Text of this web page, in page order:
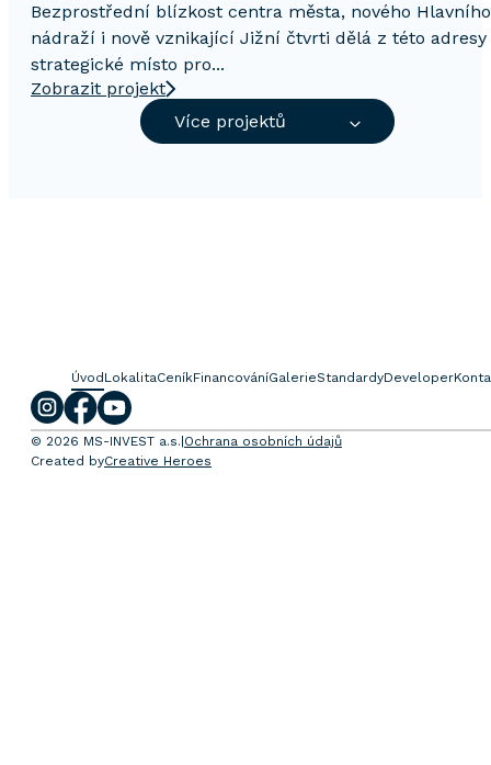
Bezprostřední blízkost centra města, nového Hlavního
nádraží i nově vznikající Jižní čtvrti dělá z této adresy
strategické místo pro...
Zobrazit projekt
Více projektů
ÚvodLokalitaCeníkFinancováníGalerieStandardyDeveloper
© 2026 MS-INVEST a.s. Ochrana osobních údajů
Created byCreative Heroes